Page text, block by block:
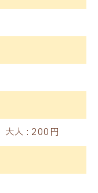
人 : 200円